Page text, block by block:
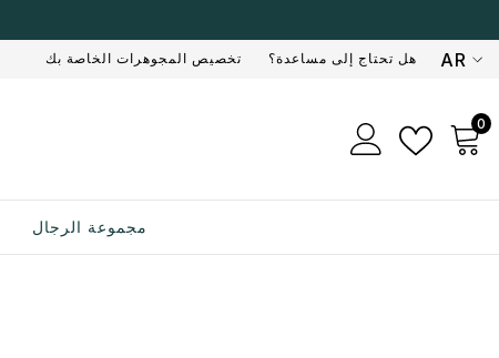
تخصيص المجوهرات الخاصة بك هل تحتاج إلى مساعدة؟
AR
AR
00
مجموعة الرجال